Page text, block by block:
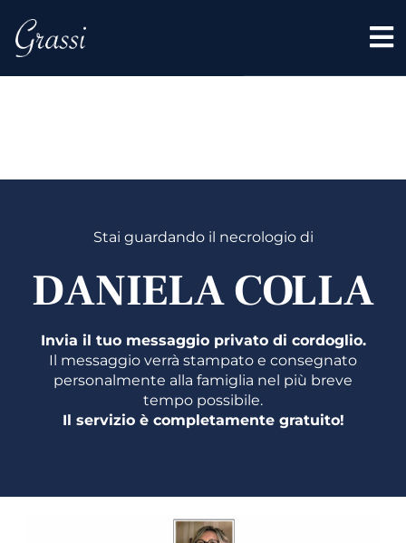
COLLA
Stai guardando il necrologio di
DANIELA COLLA
Invia il tuo messaggio privato di cordoglio.
Il messaggio verrà stampato e consegnato
personalmente alla famiglia nel più breve
tempo possibile.
Il servizio è completamente gratuito!